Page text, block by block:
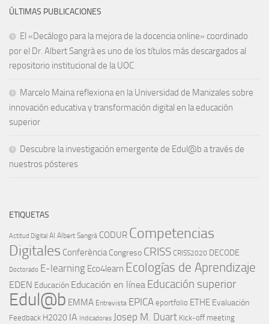
ÚLTIMAS PUBLICACIONES
El «Decálogo para la mejora de la docencia online» coordinado
por el Dr. Albert Sangrà es uno de los títulos más descargados al
repositorio institucional de la UOC
Marcelo Maina reflexiona en la Universidad de Manizales sobre
innovación educativa y transformación digital en la educación
superior
Descubre la investigación emergente de Edul@b a través de
nuestros pósteres
ETIQUETAS
Actitud Digital AI Albert Sangrà CODUR Competencias
Digitales Conferència Congreso CRISS CRISS2020 DECODE
Doctorado E-learning Eco4learn Ecologías de Aprendizaje
EDEN Educación Educación en línea Educación superior
Edul@b EMMA Entrevista EPICA eportfolio ETHE Evaluación
Feedback H2020 IA Indicadores Josep M. Duart Kick-off meeting